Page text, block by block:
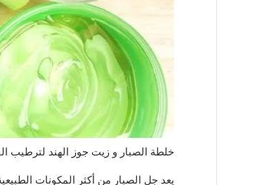
خلطة الصبار و زيت جوز الهند لترطيب
يعد جل الصبار من أكثر المكونات